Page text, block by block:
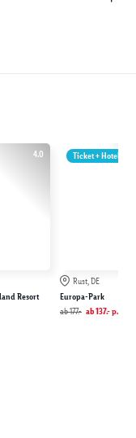
4.0
Resort
Ticket + Hotel
Rust, DE
Europa-Park
ab177.- ab137.- p.P.